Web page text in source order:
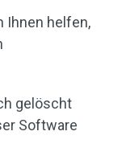
Ihnen helfen,
gelöscht
Software